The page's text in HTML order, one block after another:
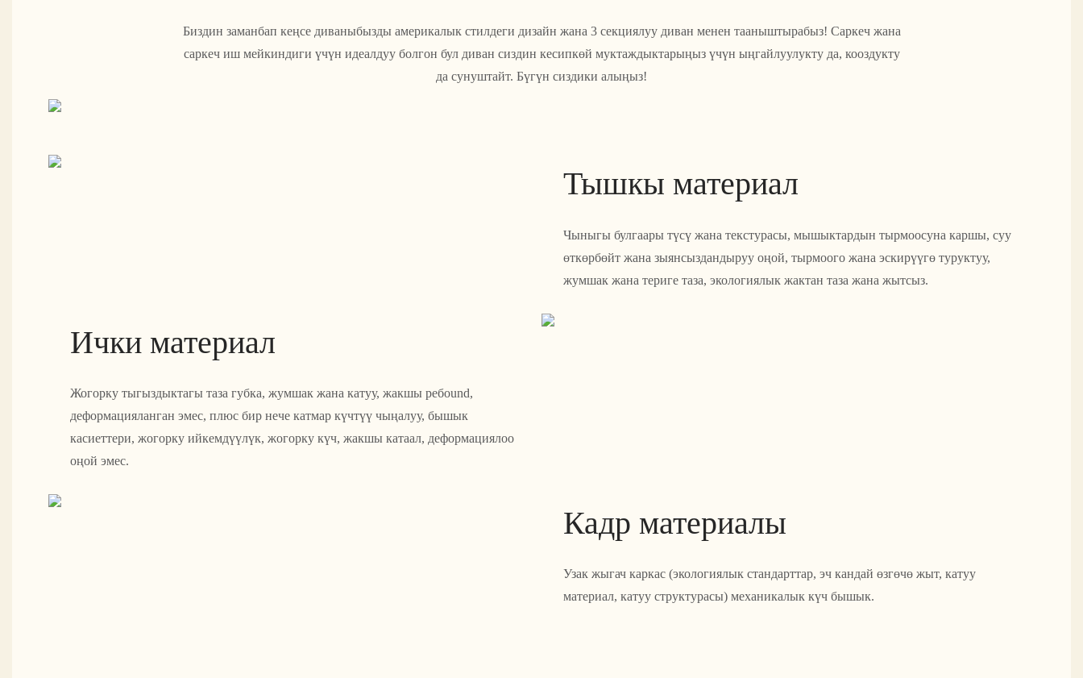
Биздин заманбап кеңсе диваныбызды америкалык стилдеги дизайн жана 3 секциялуу диван менен тааныштырабыз! Саркеч жана
саркеч иш мейкиндиги үчүн идеалдуу болгон бул диван сиздин кесипкөй муктаждыктарыңыз үчүн ыңгайлуулукту да, кооздукту
да сунуштайт. Бүгүн сиздики алыңыз!
Тышкы материал
Чыныгы булгаары түсү жана текстурасы, мышыктардын тырмоосуна каршы, суу
өткөрбөйт жана зыянсыздандыруу оңой, тырмоого жана эскирүүгө туруктуу,
жумшак жана териге таза, экологиялык жактан таза жана жытсыз.
Ички материал
Жогорку тыгыздыктагы таза губка, жумшак жана катуу, жакшы ребound,
деформацияланган эмес, плюс бир нече катмар күчтүү чыңалуу, бышык
касиеттери, жогорку ийкемдүүлүк, жогорку күч, жакшы катаал, деформациялоо
оңой эмес.
Кадр материалы
Узак жыгач каркас (экологиялык стандарттар, эч кандай өзгөчө жыт, катуу
материал, катуу структурасы) механикалык күч бышык.